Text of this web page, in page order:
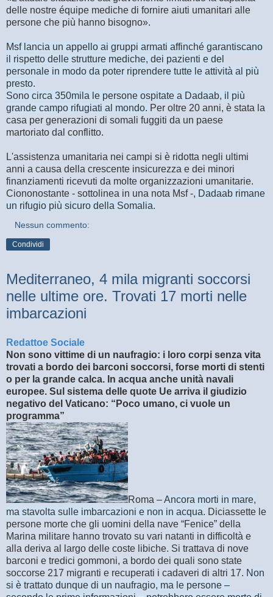
delle nostre équipe mediche di fornire aiuti umanitari alle
persone che più hanno bisogno».
Msf lancia un appello ai gruppi armati affinché garantiscano
il rispetto delle strutture mediche, dei pazienti e del
personale in modo da poter riprendere tutte le attività al più
presto.
Sono circa 350mila le persone ospitate a Dadaab, il più
grande campo rifugiati al mondo. Per oltre 20 anni, è stata la
casa per generazioni di somali fuggiti da un paese
martoriato dal conflitto.
L'assistenza umanitaria nei campi si è ridotta negli ultimi
anni a causa della crescente insicurezza e dei minori
finanziamenti ricevuti da molte organizzazioni umanitarie.
Ciononostante - sottolinea in una nota Msf -, Dadaab rimane
un rifugio più sicuro della Somalia.
Nessun commento:
Condividi
Mediterraneo, 4 mila migranti soccorsi
nelle ultime ore. Trovati 17 morti nelle
imbarcazioni
Redattoe Sociale
Non sono vittime di un naufragio: i loro corpi senza vita
trovati a bordo dei barconi soccorsi, forse morti di stenti
o per la grande calca. In acqua anche unità navali
europee. Sul sistema delle quote Ue arriva il giudizio
negativo del Vaticano: “Poco umano, ci vuole un
programma”
Roma –Ancora morti in mare,
ma stavolta sulle imbarcazioni e non in acqua. Diciassette le
persone morte che gli uomini della nave “Fenice” della
Marina militare hanno trovato su vari natanti in difficoltà e
alla deriva al largo delle coste libiche. Si trattava di nove
barconi e tredici gommoni, a bordo dei quali sono state
soccorse 217 migranti e recuperati i cadaveri di altri 17. Non
si è trattato dunque di un naufragio, ma le persone –